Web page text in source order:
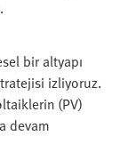
bir altyapı
izliyoruz.
(PV)
devam